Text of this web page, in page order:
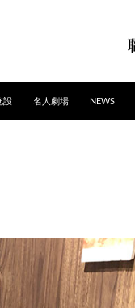
設 名人劇場 NEWS